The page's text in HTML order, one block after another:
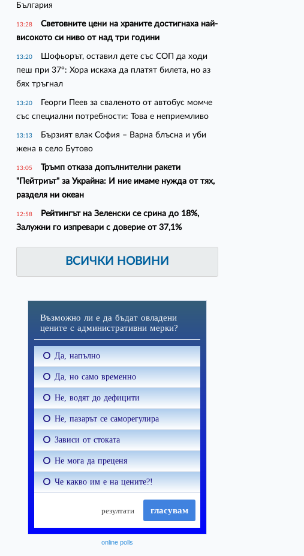
България
13:28
Световните цени на храните достигнаха най-
високото си ниво от над три години
13:20
Шофьорът, оставил дете със СОП да ходи
пеш при 37°: Хора искаха да платят билета, но аз
бях тръгнал
13:20
Георги Пеев за сваленото от автобус момче
със специални потребности: Това е неприемливо
13:13
Бързият влак София – Варна блъсна и уби
жена в село Бутово
13:05
Тръмп отказа допълнителни ракети
"Пейтриът" за Украйна: И ние имаме нужда от тях,
разделя ни океан
12:58
Рейтингът на Зеленски се срина до 18%,
Залужни го изпревари с доверие от 37,1%
ВСИЧКИ НОВИНИ
online polls